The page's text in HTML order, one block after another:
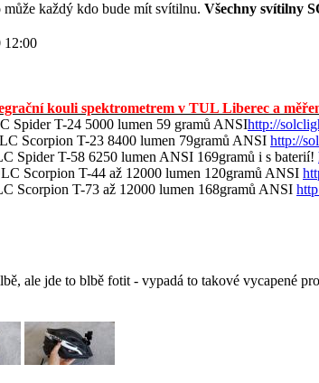
každý kdo bude mít svítilnu. Všechny svítilny
12:00
kouli spektrometrem v TUL Liberec a
Spider T-24 5000 lumen 59 gramů ANSIhttp://
Scorpion T-23 8400 lumen 79gramů ANSI http://
Spider T-58 6250 lumen ANSI 169gramů i s baterií!
Scorpion T-44 až 12000 lumen 120gramů ANSI
Scorpion T-73 až 12000 lumen 168gramů ANSI
ale jde to blbě fotit - vypadá to takové vycapené